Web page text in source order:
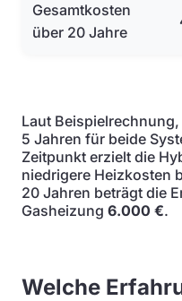
Gesamtkosten
über 20 Jahre
Laut
5 Jahren für beide
Zeitpunkt erzielt die
niedrigere Heizkosten
20 Jahren beträgt die
Gasheizung 6.000 €.
Welche